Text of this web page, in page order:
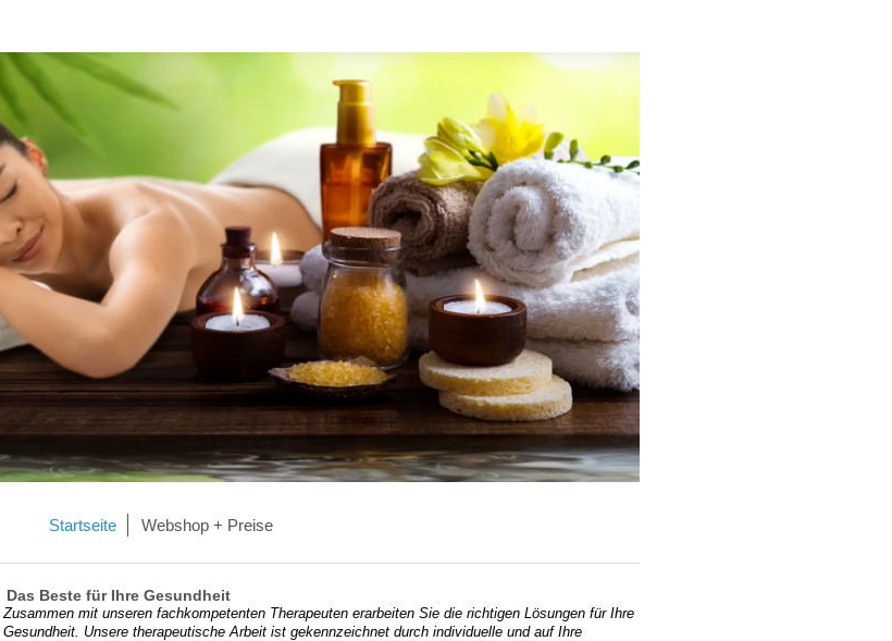
Startseite Webshop + Preise
Das Beste für Ihre Gesundheit
Zusammen mit unseren fachkompetenten Therapeuten erarbeiten Sie die richtigen Lösungen für Ihre
Gesundheit. Unsere therapeutische Arbeit ist gekennzeichnet durch individuelle und auf Ihre